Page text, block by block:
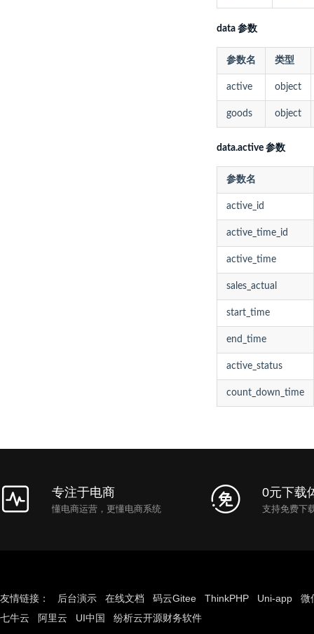
data 参数
参数名 类型
active object
goods object
data.active 参数
参数名
active_id
active_time_id
active_time
sales_actual
start_time
end_time
active_status
count_down_time
专注于电商
懂电商运营，更懂电商系统
0元下载
支持免费下
友情链接： 后台演示 在线文档 码云Gitee ThinkPHP Uni-app
微
七牛云
阿里云 UI中国 纷析云开源财务软件